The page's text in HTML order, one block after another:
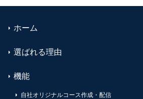
ホーム
選ばれる理由
機能
自社オリジナルコース作成・配信